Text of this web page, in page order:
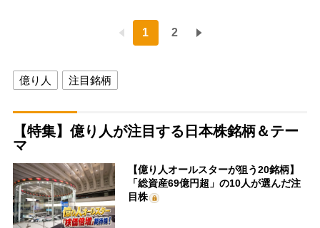
1 2
億り人 注目銘柄
【特集】億り人が注目する日本株銘柄＆テー
マ
【億り人オールスターが狙う20銘柄】
「総資産69億円超」の10人が選んだ注
目株